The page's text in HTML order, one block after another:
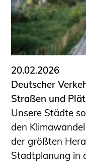
20.02.2026
Deutscher
Straßen und
Unsere Städte
den
der größten
Stadtplanung in